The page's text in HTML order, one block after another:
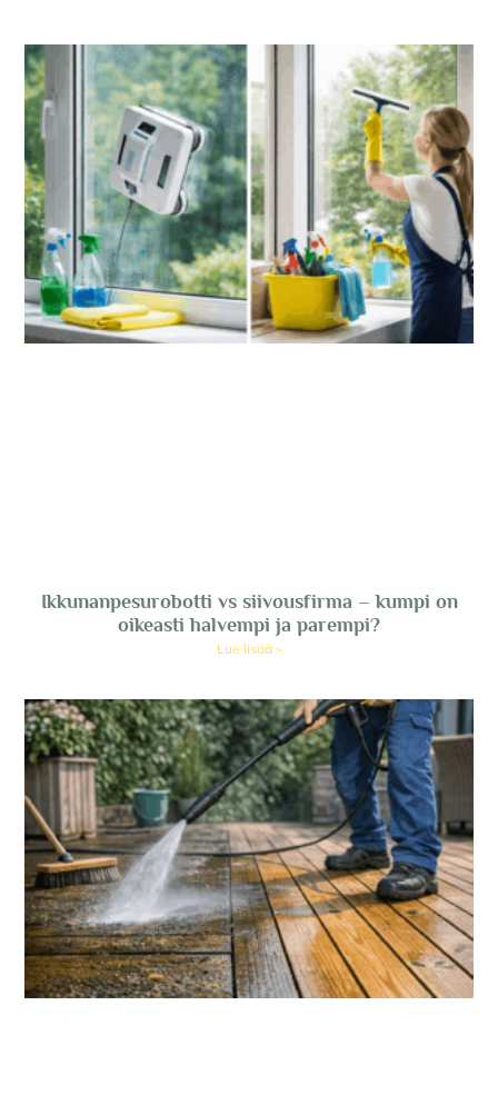
Ikkunanpesurobotti vs siivousfirma – kumpi on
oikeasti halvempi ja parempi?
Lue lisää »